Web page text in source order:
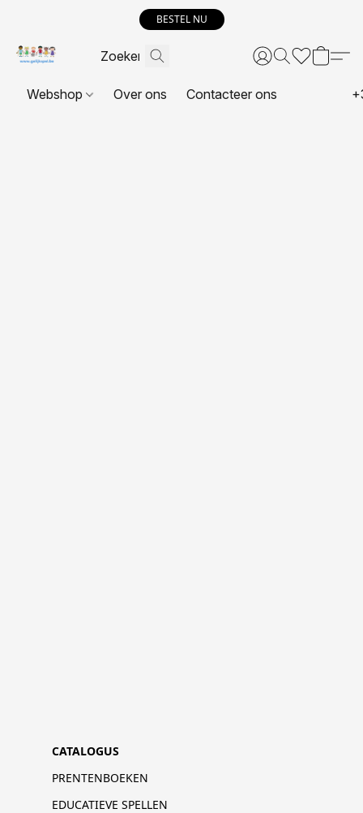
BESTEL NU
Webshop Over ons Contacteer ons
CATALOGUS
PRENTENBOEKEN
EDUCATIEVE SPELLEN